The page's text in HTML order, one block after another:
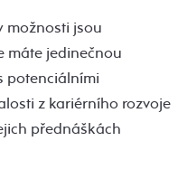
možnosti jsou
máte jedinečnou
potenciálními
z kariérního rozvoje
přednáškách